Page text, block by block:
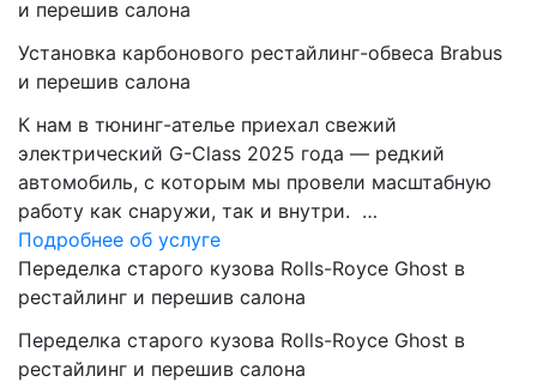
и перешив салона
Установка карбонового рестайлинг-обвеса Brabus
и перешив салона
К нам в тюнинг-ателье приехал свежий
электрический G-Class 2025 года — редкий
автомобиль, с которым мы провели масштабную
работу как снаружи, так и внутри. …
Подробнее об услуге
Переделка старого кузова Rolls-Royce Ghost в
рестайлинг и перешив салона
Переделка старого кузова Rolls-Royce Ghost в
рестайлинг и перешив салона